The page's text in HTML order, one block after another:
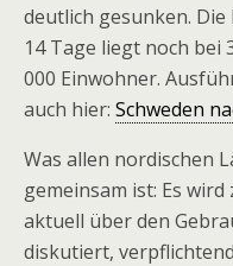
deutlich gesunken.
14 Tage liegt noch bei
000 Einwohner.
auch hier: Schweden
Was allen nordischen
gemeinsam ist: Es
aktuell über den
diskutiert,